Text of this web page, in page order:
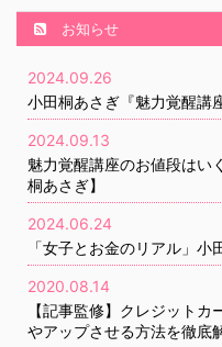
お知らせ
2024.09.26
小田桐あさぎ『魅力覚醒講
2024.09.13
魅力覚醒講座のお値段はい
桐あさぎ】
2024.06.24
「女子とお金のリアル」
2020.08.14
【記事監修】クレジット
やアップさせる方法を徹底